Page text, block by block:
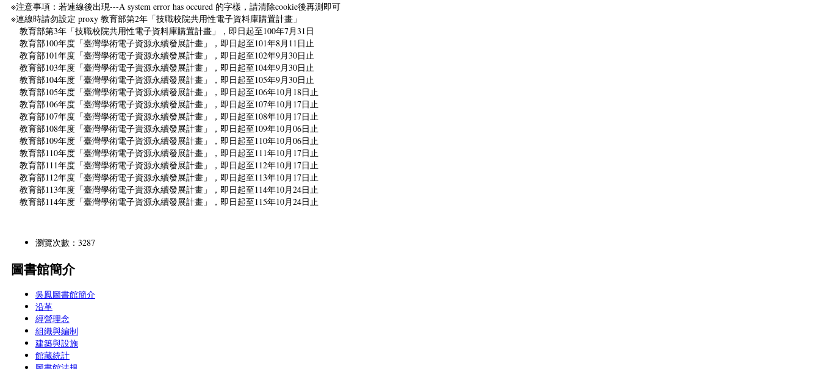
※注意事項：若連線後出現---A system error has occured 的字樣，請清除cookie後再測即可
※連線時請勿設定 proxy 教育部第2年「技職校院共用性電子資料庫購置計畫」
教育部第3年「技職校院共用性電子資料庫購置計畫」，即日起至100年7月31日
教育部100年度「臺灣學術電子資源永續發展計畫」，即日起至101年8月11日止
教育部101年度「臺灣學術電子資源永續發展計畫」，即日起至102年9月30日止
教育部103年度「臺灣學術電子資源永續發展計畫」，即日起至104年9月30日止
教育部104年度「臺灣學術電子資源永續發展計畫」，即日起至105年9月30日止
教育部105年度「臺灣學術電子資源永續發展計畫」，即日起至106年10月18日止
教育部106年度「臺灣學術電子資源永續發展計畫」，即日起至107年10月17日止
教育部107年度「臺灣學術電子資源永續發展計畫」，即日起至108年10月17日止
教育部108年度「臺灣學術電子資源永續發展計畫」，即日起至109年10月06日止
教育部109年度「臺灣學術電子資源永續發展計畫」，即日起至110年10月06日止
教育部110年度「臺灣學術電子資源永續發展計畫」，即日起至111年10月17日止
教育部111年度「臺灣學術電子資源永續發展計畫」，即日起至112年10月17日止
教育部112年度「臺灣學術電子資源永續發展計畫」，即日起至113年10月17日止
教育部113年度「臺灣學術電子資源永續發展計畫」，即日起至114年10月24日止
教育部114年度「臺灣學術電子資源永續發展計畫」，即日起至115年10月24日止
瀏覽次數：3287
圖書館簡介
吳鳳圖書館簡介
沿革
經營理念
組織與編制
建築與設施
館藏統計